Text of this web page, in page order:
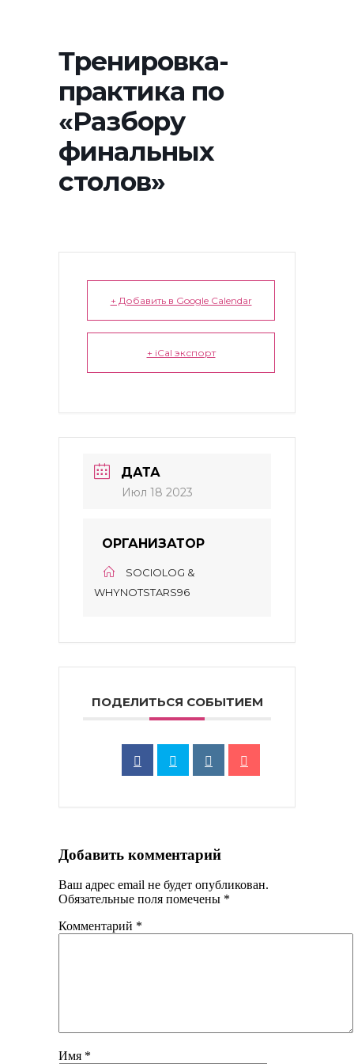
Тренировка-
практика по
«Разбору
финальных
столов»
+ Добавить в Google Calendar
+ iCal экспорт
ДАТА
Июл 18 2023
ОРГАНИЗАТОР
SOCIOLOG &
WHYNOTSTARS96
ПОДЕЛИТЬСЯ СОБЫТИЕМ
Добавить комментарий
Ваш адрес email не будет опубликован.
Обязательные поля помечены *
Комментарий *
Имя *